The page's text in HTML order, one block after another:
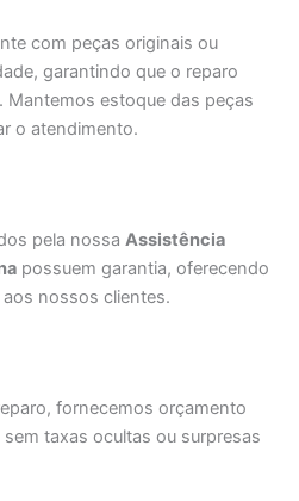
com peças originais ou
garantindo que o reparo
Mantemos estoque das peças
o atendimento.
pela nossaAssistência
possuem garantia, oferecendo
nossos clientes.
fornecemos orçamento
taxas ocultas ou surpresas